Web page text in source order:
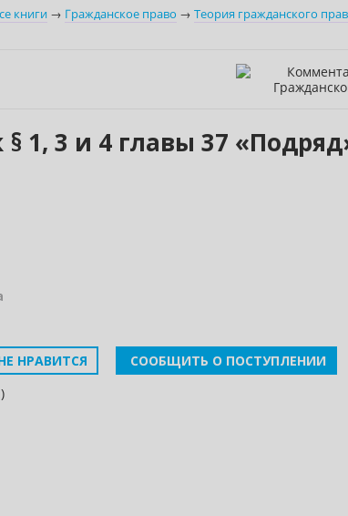
книги → Гражданское право → Теория гражданского
1, 3 и 4 главы 37
НРАВИТСЯ
СООБЩИТЬ О ПОСТУПЛЕНИИ